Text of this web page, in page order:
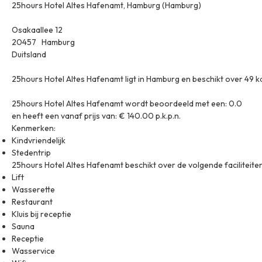
25hours Hotel Altes Hafenamt, Hamburg (Hamburg)
Osakaallee 12
20457 Hamburg
Duitsland
25hours Hotel Altes Hafenamt ligt in Hamburg en beschikt over 49
25hours Hotel Altes Hafenamt wordt beoordeeld met een: 0.0
en heeft een vanaf prijs van: € 140.00 p.k.p.n.
Kenmerken:
Kindvriendelijk
Stedentrip
25hours Hotel Altes Hafenamt beschikt over de volgende
Lift
Wasserette
Restaurant
Kluis bij receptie
Sauna
Receptie
Wasservice